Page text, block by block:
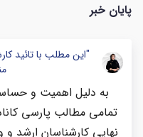
پایان خبر
"این مطلب با تائید
به دلیل اهمیت و
تمامی مطالب پارسی
نهایی کارشناسان ارشد و